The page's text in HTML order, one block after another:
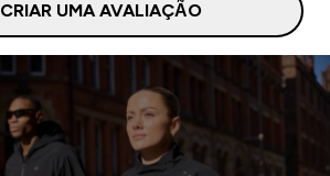
CRIAR UMA AVALIAÇÃO